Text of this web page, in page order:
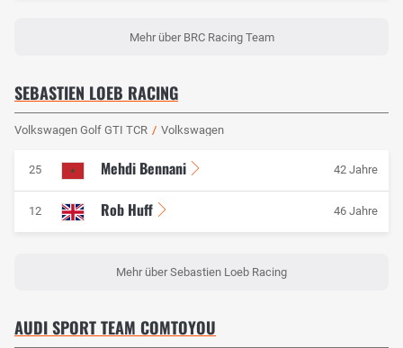
Mehr über BRC Racing Team
SEBASTIEN LOEB RACING
Volkswagen Golf GTI TCR / Volkswagen
25 Mehdi Bennani 42 Jahre
12 Rob Huff 46 Jahre
Mehr über Sebastien Loeb Racing
AUDI SPORT TEAM COMTOYOU